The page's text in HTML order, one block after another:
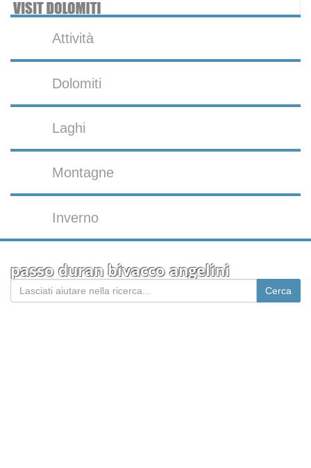
Attività
Dolomiti
Laghi
Montagne
Inverno
passo duran bivacco angelini